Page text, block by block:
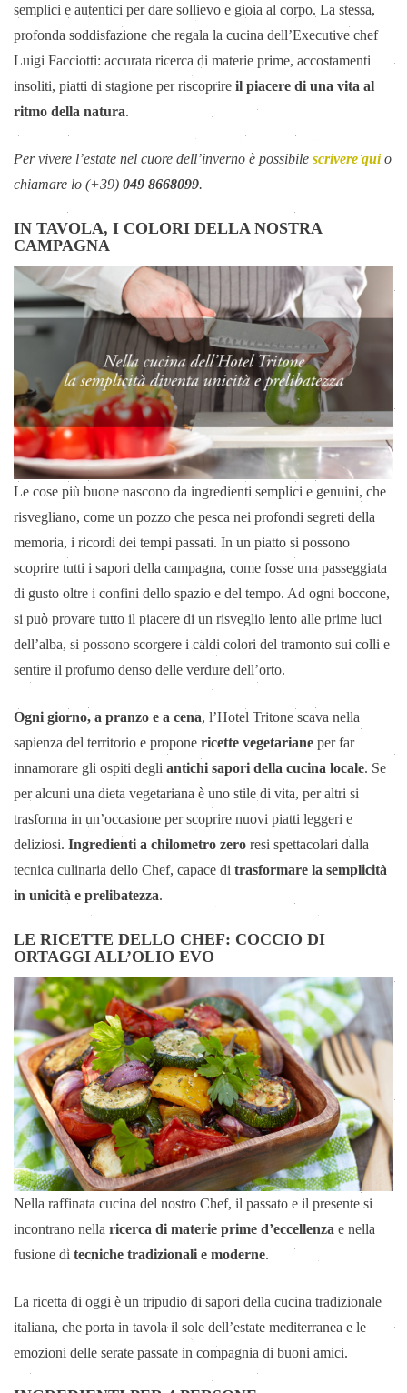
semplici e autentici per dare sollievo e gioia al corpo. La stessa,
profonda soddisfazione che regala la cucina dell’Executive chef
Luigi Facciotti: accurata ricerca di materie prime, accostamenti
insoliti, piatti di stagione per riscoprire il piacere di una vita al
ritmo della natura.
Per vivere l’estate nel cuore dell’inverno è possibile scrivere quio
chiamare lo (+39) 049 8668099.
IN TAVOLA, I COLORI DELLA NOSTRA
CAMPAGNA
Le cose più buone nascono da ingredienti semplici e genuini, che
risvegliano, come un pozzo che pesca nei profondi segreti della
memoria, i ricordi dei tempi passati. In un piatto si possono
scoprire tutti i sapori della campagna, come fosse una passeggiata
di gusto oltre i confini dello spazio e del tempo. Ad ogni boccone,
si può provare tutto il piacere di un risveglio lento alle prime luci
dell’alba, si possono scorgere i caldi colori del tramonto sui colli e
sentire il profumo denso delle verdure dell’orto.
Ogni giorno, a pranzo e a cena, l’Hotel Tritone scava nella
sapienza del territorio e propone ricette vegetariane per far
innamorare gli ospiti degli antichi sapori della cucina locale. Se
per alcuni una dieta vegetariana è uno stile di vita, per altri si
trasforma in un’occasione per scoprire nuovi piatti leggeri e
deliziosi. Ingredienti a chilometro zero resi spettacolari dalla
tecnica culinaria dello Chef, capace di trasformare la semplicità
in unicità e prelibatezza.
LE RICETTE DELLO CHEF: COCCIO DI
ORTAGGI ALL’OLIO EVO
Nella raffinata cucina del nostro Chef, il passato e il presente si
incontrano nella ricerca di materie prime d’eccellenza e nella
fusione di tecniche tradizionali e moderne.
La ricetta di oggi è un tripudio di sapori della cucina tradizionale
italiana, che porta in tavola il sole dell’estate mediterranea e le
emozioni delle serate passate in compagnia di buoni amici.